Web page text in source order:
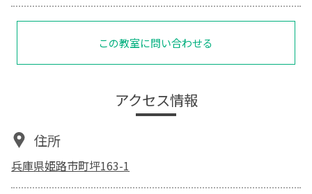
この教室に問い合わせる
アクセス情報
住所
兵庫県姫路市町坪163-1